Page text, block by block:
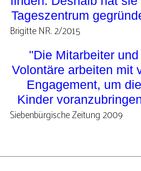
Tageszentrum
Brigitte NR. 2/2015
"Die Mitarbeiter und
Volontäre arbeiten mit
Engagement, um die
Kinder
Siebenbürgische Zeitung 2009